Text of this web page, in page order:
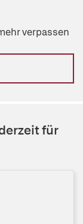
verpassen
für